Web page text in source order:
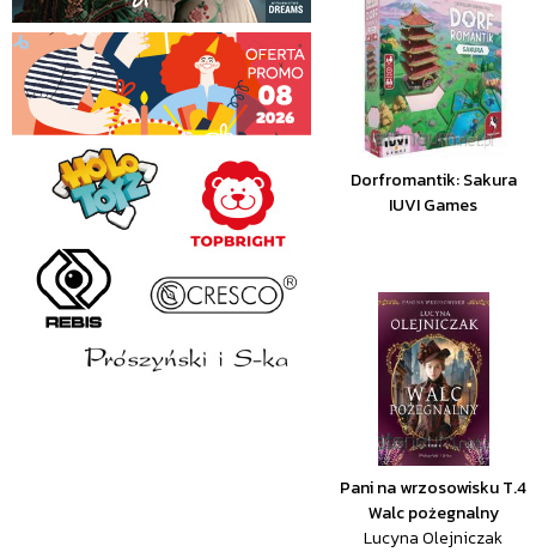
Dorfromantik: Sakura
IUVI Games
Pani na wrzosowisku T.4
Walc pożegnalny
Lucyna Olejniczak